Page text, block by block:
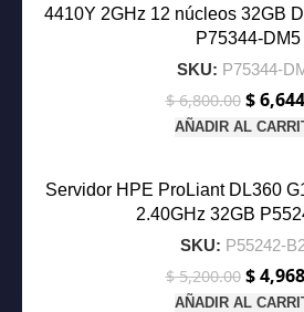
4410Y 2GHz 12 núcleos 32GB
P75344-DM5
SKU: P75344-
$6,800.00 El
precio
$
$
AÑADIR AL
Servidor HPE ProLiant DL360
2.40GHz 32GB
SKU: P55242-
$5,200.00 El
precio
$
AÑADIR AL